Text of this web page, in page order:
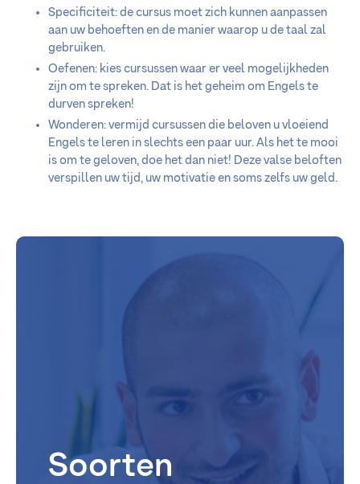
Specificiteit: de cursus moet zich kunnen aanpassen
aan uw behoeften en de manier waarop u de taal zal
gebruiken.
Oefenen: kies cursussen waar er veel mogelijkheden
zijn om te spreken. Dat is het geheim om Engels te
durven spreken!
Wonderen: vermijd cursussen die beloven u vloeiend
Engels te leren in slechts een paar uur. Als het te mooi
is om te geloven, doe het dan niet! Deze valse beloften
verspillen uw tijd, uw motivatie en soms zelfs uw geld.
Soorten